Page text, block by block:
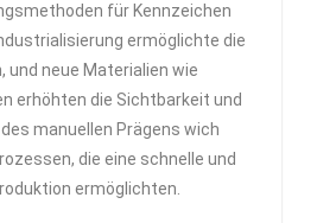
für Kennzeichen
ermöglichte die
und neue Materialien wie
erhöhten die Sichtbarkeit und
manuellen Prägens wich
die eine schnelle und
ermöglichten.